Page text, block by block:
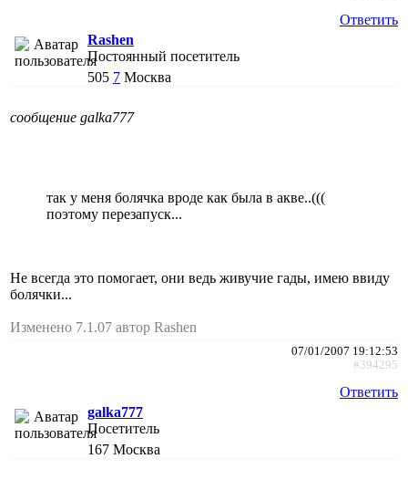
Ответить
Rashen
Постоянный посетитель
505 7 Москва
сообщение galka777
так у меня болячка вроде как была в акве..(((
поэтому перезапуск...
Не всегда это помогает, они ведь живучие гады, имею ввиду
болячки...
Изменено 7.1.07 автор Rashen
07/01/2007 19:12:53
#394295
Ответить
galka777
Посетитель
167 Москва